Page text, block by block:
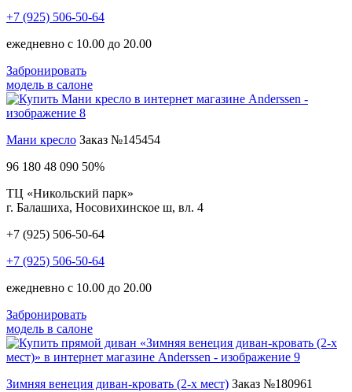
+7 (925) 506-50-64
ежедневно с 10.00 до 20.00
Забронировать
модель в салоне
Мани кресло Заказ №145454
96 180 48 090 50%
ТЦ «Никольский парк»
г. Балашиха, Носовихинское ш, вл. 4
+7 (925) 506-50-64
+7 (925) 506-50-64
ежедневно с 10.00 до 20.00
Забронировать
модель в салоне
Зимняя венеция диван-кровать (2-х мест) Заказ №180961